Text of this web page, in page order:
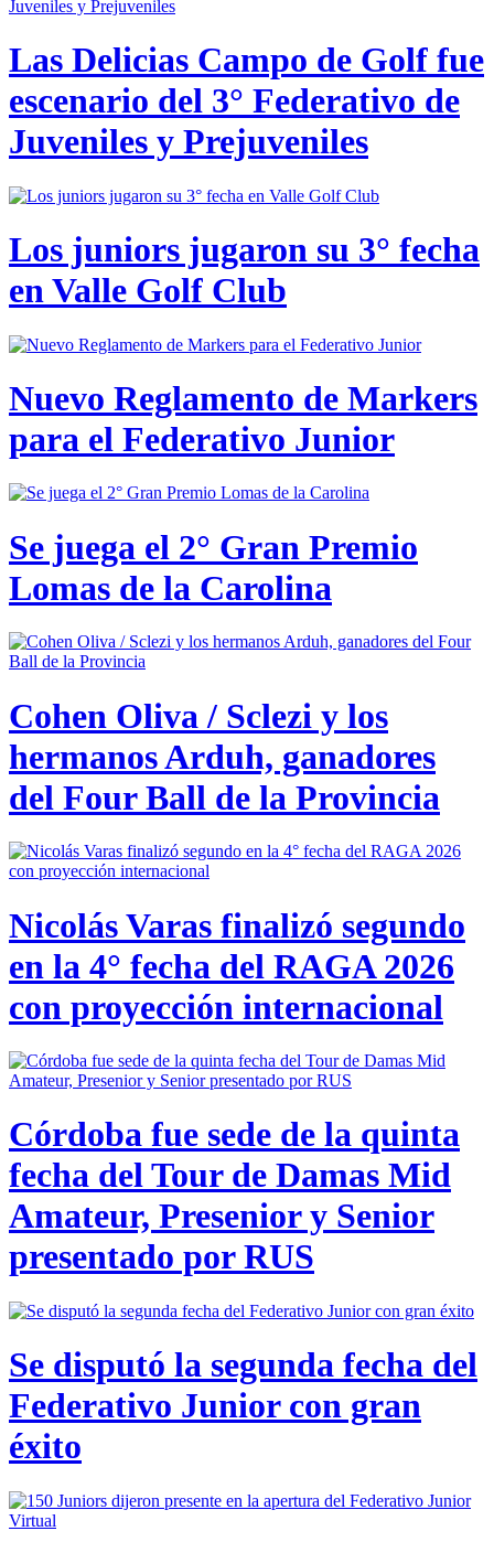
Las Delicias Campo de Golf fue
escenario del 3° Federativo de
Juveniles y Prejuveniles
Los juniors jugaron su 3° fecha
en Valle Golf Club
Nuevo Reglamento de Markers
para el Federativo Junior
Se juega el 2° Gran Premio
Lomas de la Carolina
Cohen Oliva / Sclezi y los
hermanos Arduh, ganadores
del Four Ball de la Provincia
Nicolás Varas finalizó segundo
en la 4° fecha del RAGA 2026
con proyección internacional
Córdoba fue sede de la quinta
fecha del Tour de Damas Mid
Amateur, Presenior y Senior
presentado por RUS
Se disputó la segunda fecha del
Federativo Junior con gran
éxito